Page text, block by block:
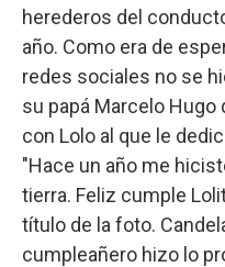
herederos del
año. Como era de
redes sociales no se
su papá Marcelo
con Lolo al que le
"Hace un año me
tierra. Feliz cumple
título de la foto.
cumpleañero hizo lo